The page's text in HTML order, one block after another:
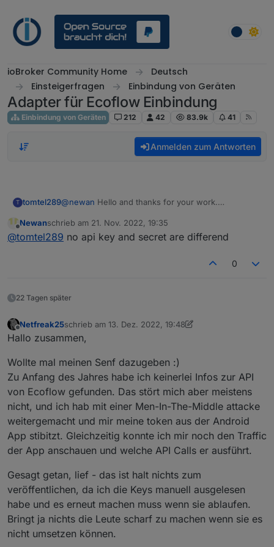
ioBroker Community Home
Deutsch
Einsteigerfragen
Einbindung von Geräten
Adapter für Ecoflow Einbindung
Einbindung von Geräten 212 42 83.9k 41
Anmelden zum Antworten
T tomtel289@newan Hello and thanks for your work.
ECOFLOW send me my appKey and my secretKey
for my ECOFLOW in order to use the ECOFLOW
Within the E-Mail from ECOFLOW there are an
tomtel289
Offline
Newanschrieb am 21. Nov. 2022, 19:35
zuletzt editiert von
@tomtel289 no api key and secret are differend
0
22 Tagen später
Offline
Netfreak25schrieb am 13. Dez. 2022, 19:48
zuletzt editiert von Netfreak25
Hallo zusammen,
Wollte mal meinen Senf dazugeben :)
Zu Anfang des Jahres habe ich keinerlei Infos zur API
von Ecoflow gefunden. Das stört mich aber meistens
nicht, und ich hab mit einer Men-In-The-Middle attacke
weitergemacht und mir meine token aus der Android
App stibitzt. Gleichzeitig konnte ich mir noch den Traffic
der App anschauen und welche API Calls er ausführt.
Gesagt getan, lief - das ist halt nichts zum
veröffentlichen, da ich die Keys manuell ausgelesen
habe und es erneut machen muss wenn sie ablaufen.
Bringt ja nichts die Leute scharf zu machen wenn sie es
nicht umsetzen können.